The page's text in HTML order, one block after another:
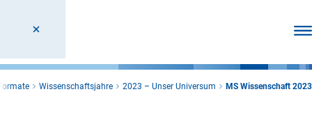
Wissenschaftsjahre 2023 – Unser Universum MS Wissenschaft 2023